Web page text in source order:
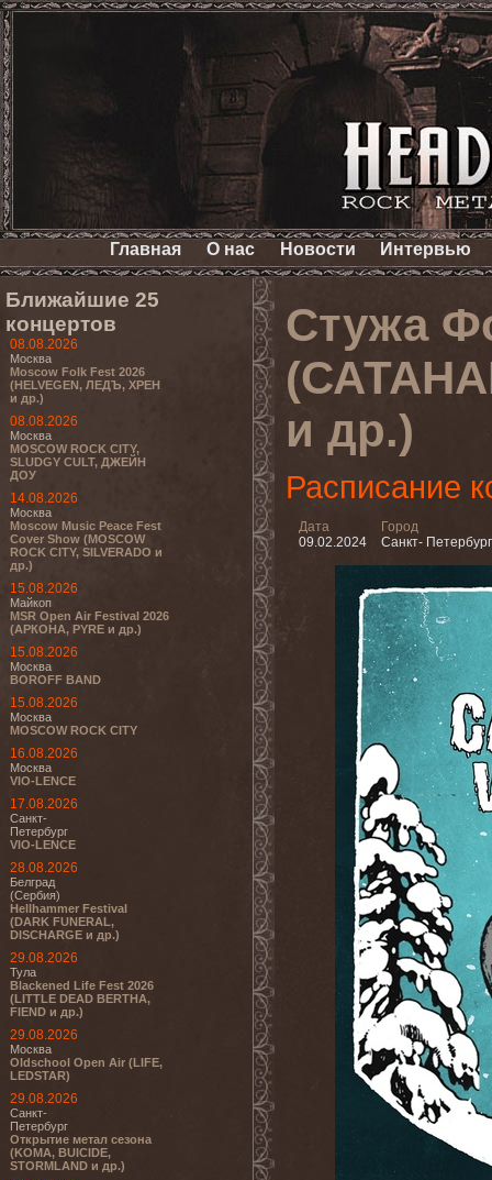
Главная О нас Новости Интервью
Ближайшие 25
концертов
08.08.2026
Москва
Moscow Folk Fest 2026
(HELVEGEN, ЛЕДЪ, ХРЕН
и др.)
08.08.2026
Москва
MOSCOW ROCK CITY,
SLUDGY CULT, ДЖЕЙН
ДОУ
14.08.2026
Москва
Moscow Music Peace Fest
Cover Show (MOSCOW
ROCK CITY, SILVERADO и
др.)
15.08.2026
Майкоп
MSR Open Air Festival 2026
(АРКОНА, PYRE и др.)
15.08.2026
Москва
BOROFF BAND
15.08.2026
Москва
MOSCOW ROCK CITY
16.08.2026
Москва
VIO-LENCE
17.08.2026
Санкт-
Петербург
VIO-LENCE
28.08.2026
Белград
(Сербия)
Hellhammer Festival
(DARK FUNERAL,
DISCHARGE и др.)
29.08.2026
Тула
Blackened Life Fest 2026
(LITTLE DEAD BERTHA,
FIEND и др.)
29.08.2026
Москва
Oldschool Open Air (LIFE,
LEDSTAR)
29.08.2026
Санкт-
Петербург
Открытие метал сезона
(KOMA, BUICIDE,
STORMLAND и др.)
Стужа
и др.)
Расписание
Дата
09.02.2024
Город
Санкт- Петербург